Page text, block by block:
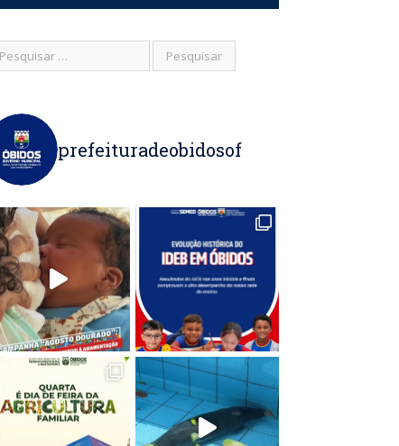
prefeituradeobidosof